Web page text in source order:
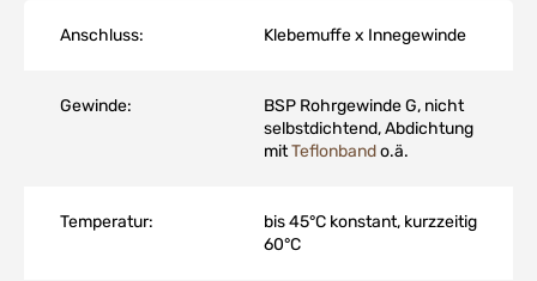
Anschluss: Klebemuffe x Innegewinde
Gewinde:
BSP Rohrgewinde G, nicht
selbstdichtend, Abdichtung
mitTeflonbando.ä.
Temperatur:
bis 45°C konstant, kurzzeitig
60°C